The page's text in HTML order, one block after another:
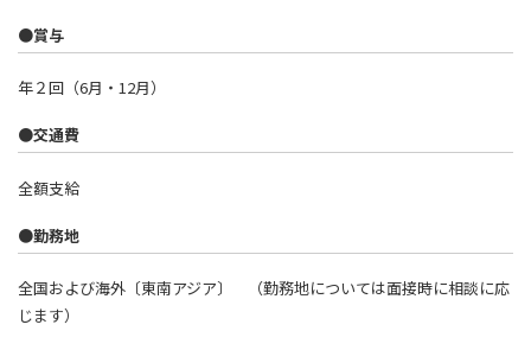
●賞与
年２回（6月・12月）
●交通費
全額支給
●勤務地
全国および海外〔東南アジア〕 （勤務地については面接時に相談に応
じます）